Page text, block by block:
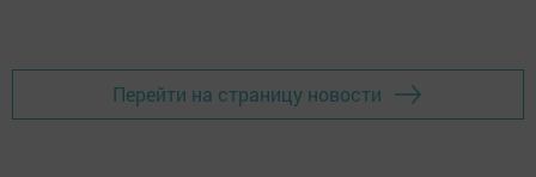
Перейти на страницу новости